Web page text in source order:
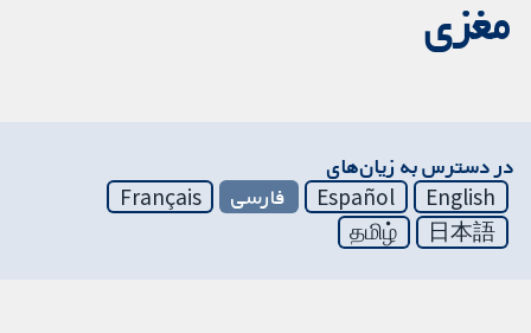
مغزی
در دسترس به زیان‌های
English
Español فارسی
Français
日本語
தமிழ்